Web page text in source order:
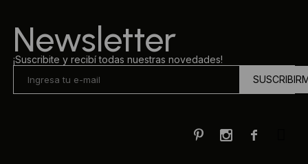
Newsletter
¡Suscribite y recibí todas nuestras novedades!

 